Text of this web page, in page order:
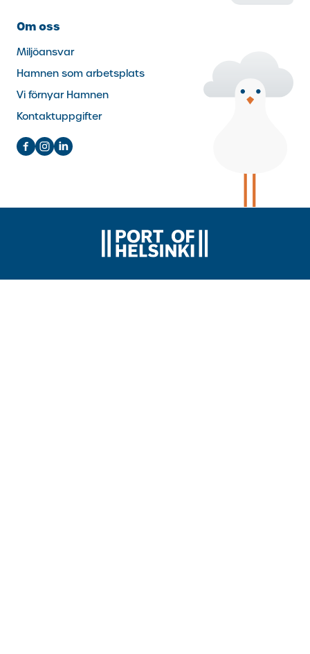
Om oss
Miljöansvar
Hamnen som arbetsplats
Vi förnyar Hamnen
Kontaktuppgifter